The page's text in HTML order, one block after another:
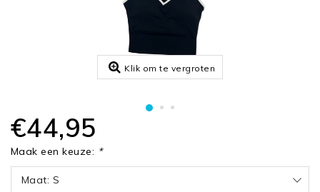
Klik om te vergroten
€44,95
Maak een keuze: *
Maat: S